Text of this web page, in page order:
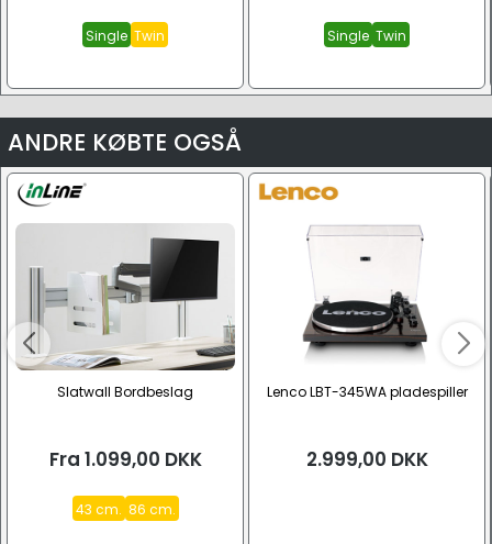
Single Twin Single Twin
ANDRE KØBTE OGSÅ
Slatwall Bordbeslag
Fra 1.099,00 DKK
43 cm. 86 cm.
Lenco LBT-345WA pladespiller
2.999,00 DKK